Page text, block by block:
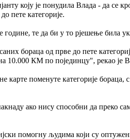
коју је понудила Влада - да се
пете категорије.
те да би у то рјешење била
бораца од прве до пете
10.000 КМ по појединцу", рекао је
поменуте категорије бораца,
ако нису способни да преко
помогну људима који су